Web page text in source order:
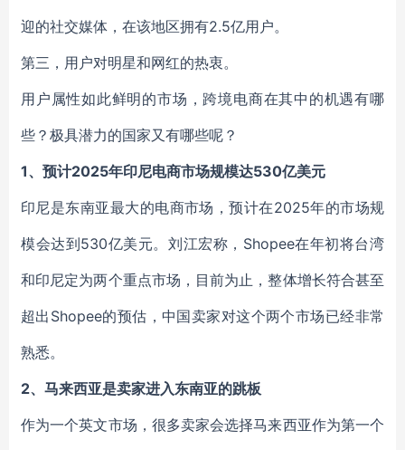
迎的社交媒体，在该地区拥有2.5亿用户。
第三，用户对明星和网红的热衷。
用户属性如此鲜明的市场，跨境电商在其中的机遇有哪
些？极具潜力的国家又有哪些呢？
1、预计2025年印尼电商市场规模达530亿美元
印尼是东南亚最大的电商市场，预计在2025年的市场规
模会达到530亿美元。刘江宏称，Shopee在年初将台湾
和印尼定为两个重点市场，目前为止，整体增长符合甚至
超出Shopee的预估，中国卖家对这个两个市场已经非常
熟悉。
2、马来西亚是卖家进入东南亚的跳板
作为一个英文市场，很多卖家会选择马来西亚作为第一个